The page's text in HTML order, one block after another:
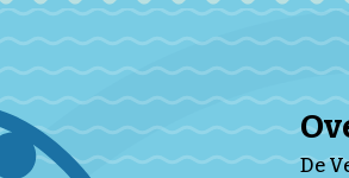
De